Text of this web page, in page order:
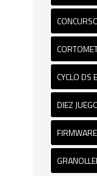
CYCLO DS
DIEZ
FIRMWARE